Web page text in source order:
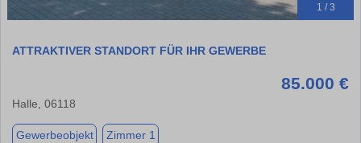
1 / 3
ATTRAKTIVER STANDORT FÜR IHR GEWERBE
85.000 €
Halle, 06118
Gewerbeobjekt Zimmer 1